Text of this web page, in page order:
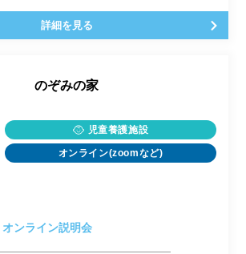
詳細を見る
のぞみの家
児童養護施設
オンライン(zoomなど)
ンライン説明会